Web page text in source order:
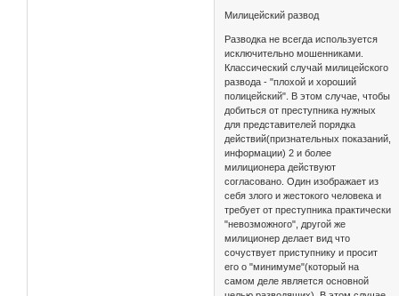
Милицейский развод
Разводка не всегда используется
исключительно мошенниками.
Классический случай милицейского
развода - "плохой и хороший
полицейский". В этом случае, чтобы
добиться от преступника нужных
для представителей порядка
действий(признательных показаний,
информации) 2 и более
милиционера действуют
согласовано. Один изображает из
себя злого и жестокого человека и
требует от преступника практически
"невозможного", другой же
милиционер делает вид что
сочуствует приступнику и просит
его о "минимуме"(который на
самом деле является основной